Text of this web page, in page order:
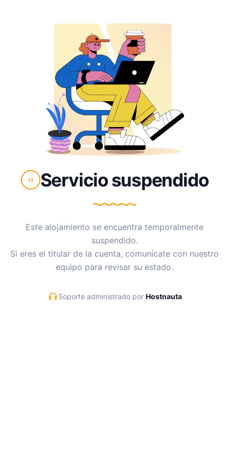
Servicio suspendido
Este alojamiento se encuentra temporalmente
suspendido.
Si eres el titular de la cuenta, comunícate con nuestro
equipo para revisar su estado.
Soporte administrado por Hostnauta